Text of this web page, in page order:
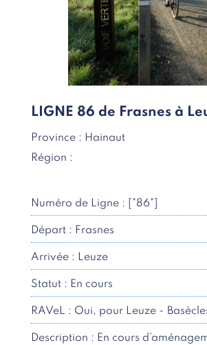
LIGNE 86 de Frasnes à
Province : Hainaut
Région :
Numéro de Ligne : ["86"]
Départ : Frasnes
Arrivée : Leuze
Statut : En cours
RAVeL : Oui, pour Leuze -
Description : En cours